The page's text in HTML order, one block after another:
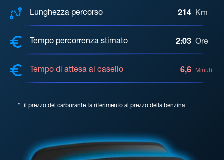
Lunghezza percorso 214 Km
Tempo percorrenza stimato 2:03 Ore
Tempo di attesa al casello 6,6 Minuti
* il prezzo del carburante fa riferimento al prezzo della benzina